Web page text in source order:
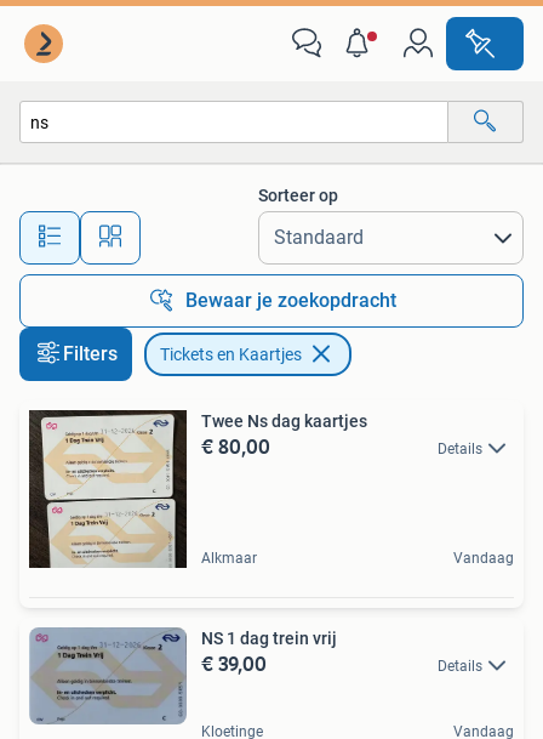
Alle afstanden…
Sorteer op
Bewaar je zoekopdracht
Filters Tickets en Kaartjes
Twee Ns dag kaartjes
€ 80,00 Details
Alkmaar Vandaag
NS 1 dag trein vrij
€ 39,00 Details
Kloetinge Vandaag